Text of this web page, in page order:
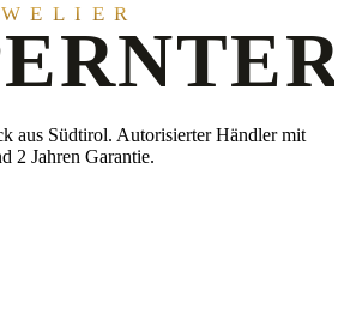
aus Südtirol. Autorisierter Händler mit
2 Jahren Garantie.